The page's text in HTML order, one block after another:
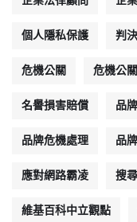
個人隱私保護 判
危機公關 危機公
名譽損害賠償 品
品牌危機處理 品
應對網路霸凌 搜
維基百科中立觀點